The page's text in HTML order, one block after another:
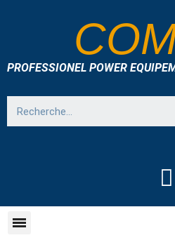
PROFESSIONEL POWER